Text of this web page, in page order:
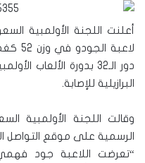
أعلنت اللجنة الأولمبية
دور الـ32 بدورة
البرازيلية للإصابة.
وقالت اللجنة الأولمبية
الرسمية على موقع التواصل
“تعرضت اللاعبة جود